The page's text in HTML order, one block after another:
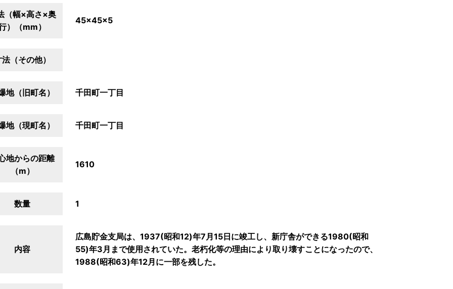
（幅×高さ×奥
）（mm）
45×45×5
（その他）
地（旧町名） 千田町一丁目
地（現町名） 千田町一丁目
地からの距離
（m）
1610
数量 1
内容
広島貯金支局は、1937(昭和12)年7月15日に竣工し、新庁舎ができる1980(昭和
55)年3月まで使用されていた。老朽化等の理由により取り壊すことになったので、
1988(昭和63)年12月に一部を残した。